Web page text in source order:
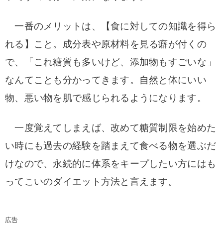
一番のメリットは、【食に対しての知識を得ら
れる】こと。成分表や原材料を見る癖が付くの
で、「これ糖質も多いけど、添加物もすごいな」
なんてことも分かってきます。自然と体にいい
物、悪い物を肌で感じられるようになります。
一度覚えてしまえば、改めて糖質制限を始めた
い時にも過去の経験を踏まえて食べる物を選ぶだ
けなので、永続的に体系をキープしたい方にはも
ってこいのダイエット方法と言えます。
広告